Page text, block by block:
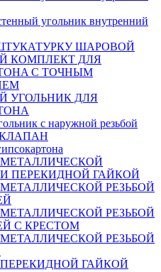
угольник внутренний
ШАРОВОЙ
КОМПЛЕКТ ДЛЯ
С ТОЧНЫМ
УГОЛЬНИК ДЛЯ
с наружной резьбой
ПЕРЕКИДНОЙ ГАЙКОЙ
РЕЗЬБОЙ
РЕЗЬБОЙ
С КРЕСТОМ
РЕЗЬБОЙ
ГАЙКОЙ